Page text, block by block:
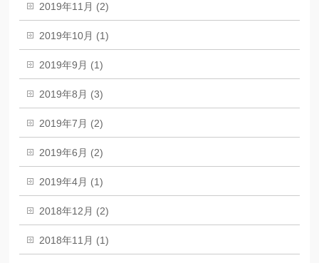
2019年11月 (2)
2019年10月 (1)
2019年9月 (1)
2019年8月 (3)
2019年7月 (2)
2019年6月 (2)
2019年4月 (1)
2018年12月 (2)
2018年11月 (1)